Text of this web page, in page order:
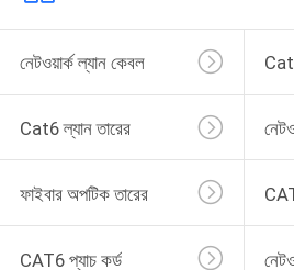
নেটওয়ার্ক ল্যান কেবল
Cat6 ল্যান তারের
ফাইবার অপটিক তারের
CAT6 প্যাচ কর্ড